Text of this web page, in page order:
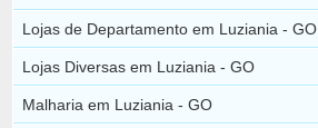
Lojas de Departamento em Luziania - GO
Lojas Diversas em Luziania - GO
Malharia em Luziania - GO